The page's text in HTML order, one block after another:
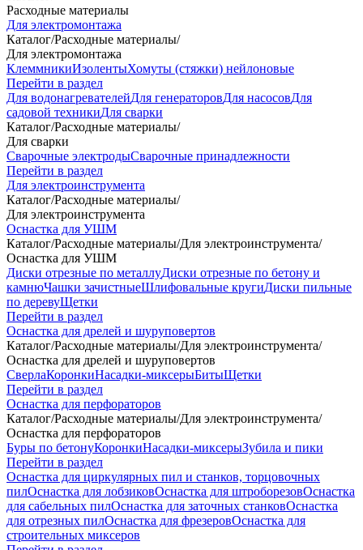
Расходные материалы
Для электромонтажа
Каталог/Расходные материалы/
Для электромонтажа
КлеммникиИзолентыХомуты (стяжки) нейлоновые
Перейти в раздел
Для водонагревателейДля генераторовДля насосовДля
садовой техникиДля сварки
Каталог/Расходные материалы/
Для сварки
Сварочные электродыСварочные принадлежности
Перейти в раздел
Для электроинструмента
Каталог/Расходные материалы/
Для электроинструмента
Оснастка для УШМ
Каталог/Расходные материалы/Для электроинструмента/
Оснастка для УШМ
Диски отрезные по металлуДиски отрезные по бетону и
камнюЧашки зачистныеШлифовальные кругиДиски пильные
по деревуЩетки
Перейти в раздел
Оснастка для дрелей и шуруповертов
Каталог/Расходные материалы/Для электроинструмента/
Оснастка для дрелей и шуруповертов
СверлаКоронкиНасадки-миксерыБитыЩетки
Перейти в раздел
Оснастка для перфораторов
Каталог/Расходные материалы/Для электроинструмента/
Оснастка для перфораторов
Буры по бетонуКоронкиНасадки-миксерыЗубила и пики
Перейти в раздел
Оснастка для циркулярных пил и станков, торцовочных
пилОснастка для лобзиковОснастка для штроборезовОснастка
для сабельных пилОснастка для заточных станковОснастка
для отрезных пилОснастка для фрезеровОснастка для
строительных миксеров